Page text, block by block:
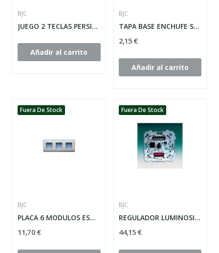
BJC
JUEGO 2 TECLAS PERSIANA SOL TEIDE EN BLANCO...
Añadir al carrito
BJC
TAPA BASE ENCHUFE SEGURIDAD SOL TEIDE ref: 16724-A
2,15 €
Añadir al carrito
Fuera De Stock
BJC
PLACA 6 MODULOS ESTRECHOS O 3 ANCHOS CON...
11,70 €
Fuera De Stock
BJC
REGULADOR LUMINOSIDAD SOL TEIDE/CORAL BJC ref:...
44,15 €